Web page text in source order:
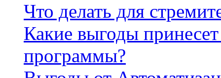
Что делать для
Какие выгоды
программы?